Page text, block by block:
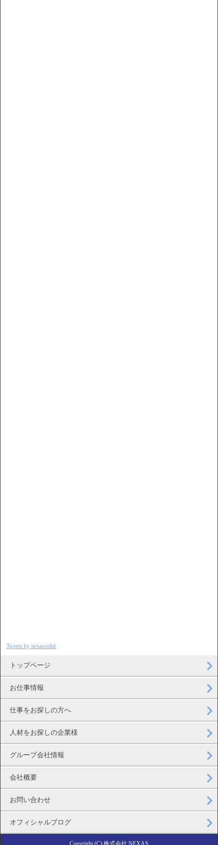
Tweets by nexascoltd
トップページ
お仕事情報
仕事をお探しの方へ
人材をお探しの企業様
グループ会社情報
会社概要
お問い合わせ
オフィシャルブログ
Copyright (C) 株式会社 NEXAS